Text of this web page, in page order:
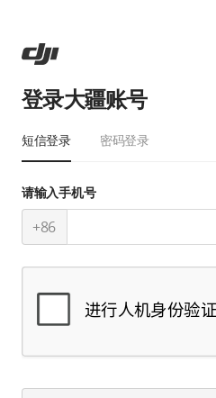
登录大疆账号
短信登录 密码登录
请输入手机号
+86